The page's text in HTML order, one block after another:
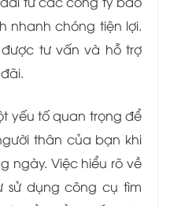
nhanh chóng tiện lợi.
tư vấn và hỗ trợ
yếu tố quan trọng để
thân của bạn khi
ngày. Việc hiểu rõ về
sử dụng công cụ tìm